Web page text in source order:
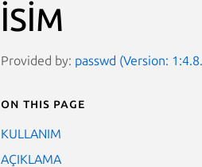
İSİM
Provided by: passwd (Version:
On this page
KULLANIM
AÇIKLAMA